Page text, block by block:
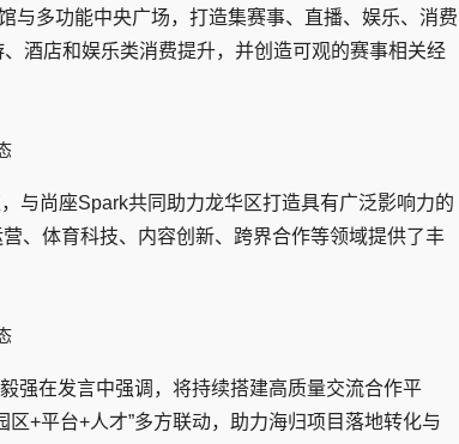
与多功能中央广场，打造集赛事、直播、娱乐、消费
酒店和娱乐类消费提升，并创造可观的赛事相关经
与尚座Spark共同助力龙华区打造具有广泛影响力的
、体育科技、内容创新、跨界合作等领域提供了丰
强在发言中强调，将持续搭建高质量交流合作平
+平台+人才”多方联动，助力海归项目落地转化与